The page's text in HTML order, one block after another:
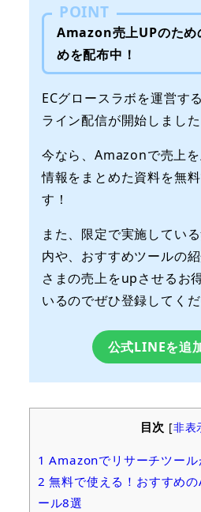
POINT
Amazon売上UPのため
めを配布中！
ECグロースラボを運営す
ライン配信が開始しました
今なら、Amazonで売上
情報をまとめた資料を無
す！
また、限定で実施してい
内や、おすすめツールの
さまの売上をupさせるお
いるのでぜひ登録してくだ
公式LINEを追
目次 [非表
1 Amazonでリサーチツール
2 無料で使える！おすすめ
ール8選